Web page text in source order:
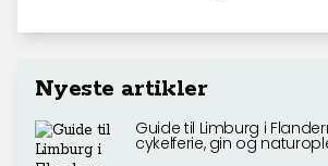
Nyeste artikler
Guide til Limburg i
cykelferie, gin og